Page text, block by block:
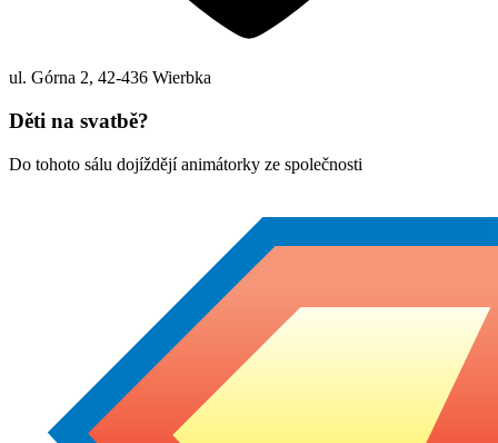
ul. Górna 2, 42-436 Wierbka
Děti na svatbě?
Do tohoto sálu dojíždějí animátorky ze společnosti